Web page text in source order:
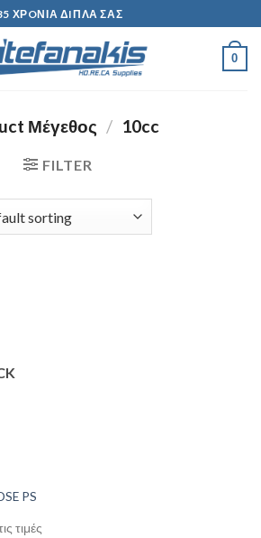
ΧΡOΝΙΑ ΔIΠΛΑ ΣΑΣ
0
Μέγεθος / 10cc
FILTER
PS
τιμές